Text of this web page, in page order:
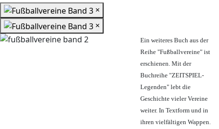
×
×
Ein weiteres Buch aus der
Reihe "Fußballvereine" ist
erschienen. Mit der
Buchreihe "ZEITSPIEL-
Legenden" lebt die
Geschichte vieler Vereine
weiter. In Textform und in
ihren vielfältigen Wappen.